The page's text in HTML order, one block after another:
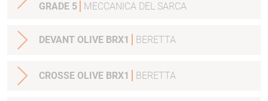
GRADE 5
MECCANICA DEL SARCA
DEVANT OLIVE BRX1 BERETTA
CROSSE OLIVE BRX1 BERETTA